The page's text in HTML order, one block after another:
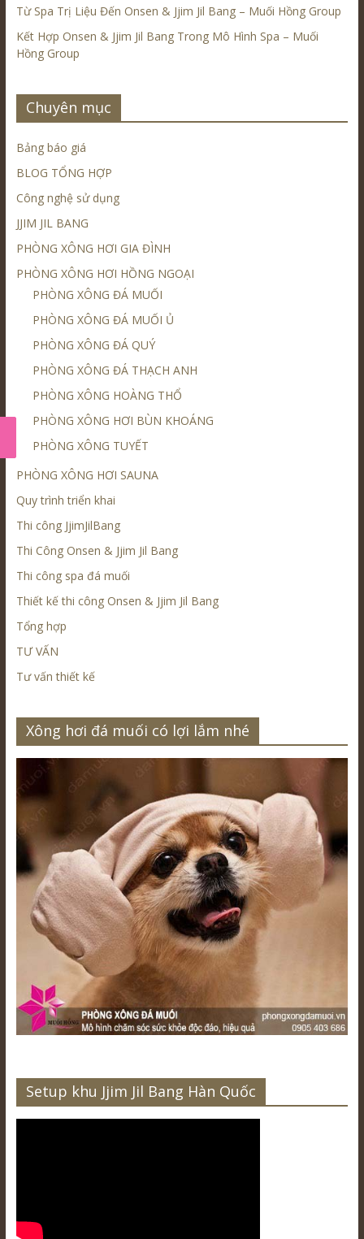
Từ Spa Trị Liệu Đến Onsen & Jjim Jil Bang – Muối Hồng Group
Kết Hợp Onsen & Jjim Jil Bang Trong Mô Hình Spa – Muối
Hồng Group
Chuyên mục
Bảng báo giá
BLOG TỔNG HỢP
Công nghệ sử dụng
JJIM JIL BANG
PHÒNG XÔNG HƠI GIA ĐÌNH
PHÒNG XÔNG HƠI HỒNG NGOẠI
PHÒNG XÔNG ĐÁ MUỐI
PHÒNG XÔNG ĐÁ MUỐI Ủ
PHÒNG XÔNG ĐÁ QUÝ
PHÒNG XÔNG ĐÁ THẠCH ANH
PHÒNG XÔNG HOÀNG THỔ
PHÒNG XÔNG HƠI BÙN KHOÁNG
PHÒNG XÔNG TUYẾT
PHÒNG XÔNG HƠI SAUNA
Quy trình triển khai
Thi công JjimJilBang
Thi Công Onsen & Jjim Jil Bang
Thi công spa đá muối
Thiết kế thi công Onsen & Jjim Jil Bang
Tổng hợp
TƯ VẤN
Tư vấn thiết kế
Xông hơi đá muối có lợi lắm nhé
Setup khu Jjim Jil Bang Hàn Quốc